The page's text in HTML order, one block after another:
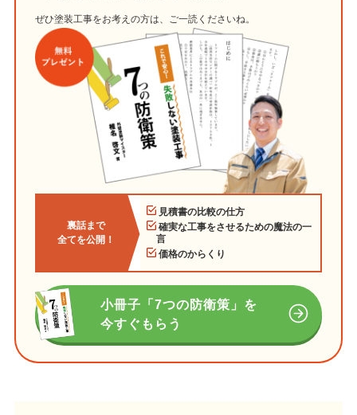
ぜひ塗装工事をお考えの方は、ご一読くださいね。
裏話まで
全てを公開！
見積書の比較の仕方
確実な工事をさせるための魔法の一
言
価格のからくり
小冊子「7つの防衛策」を
今すぐもらう